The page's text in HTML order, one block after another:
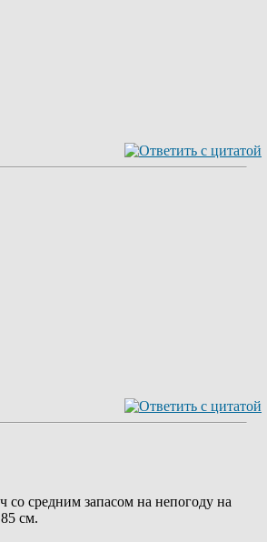
средним запасом на непогоду на
см.